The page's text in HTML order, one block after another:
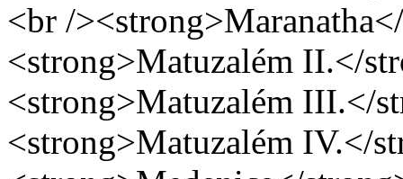
<br /
<strong>Matuzalém II.</
<strong>Matuzalém III.</
<strong>Matuzalém IV.</